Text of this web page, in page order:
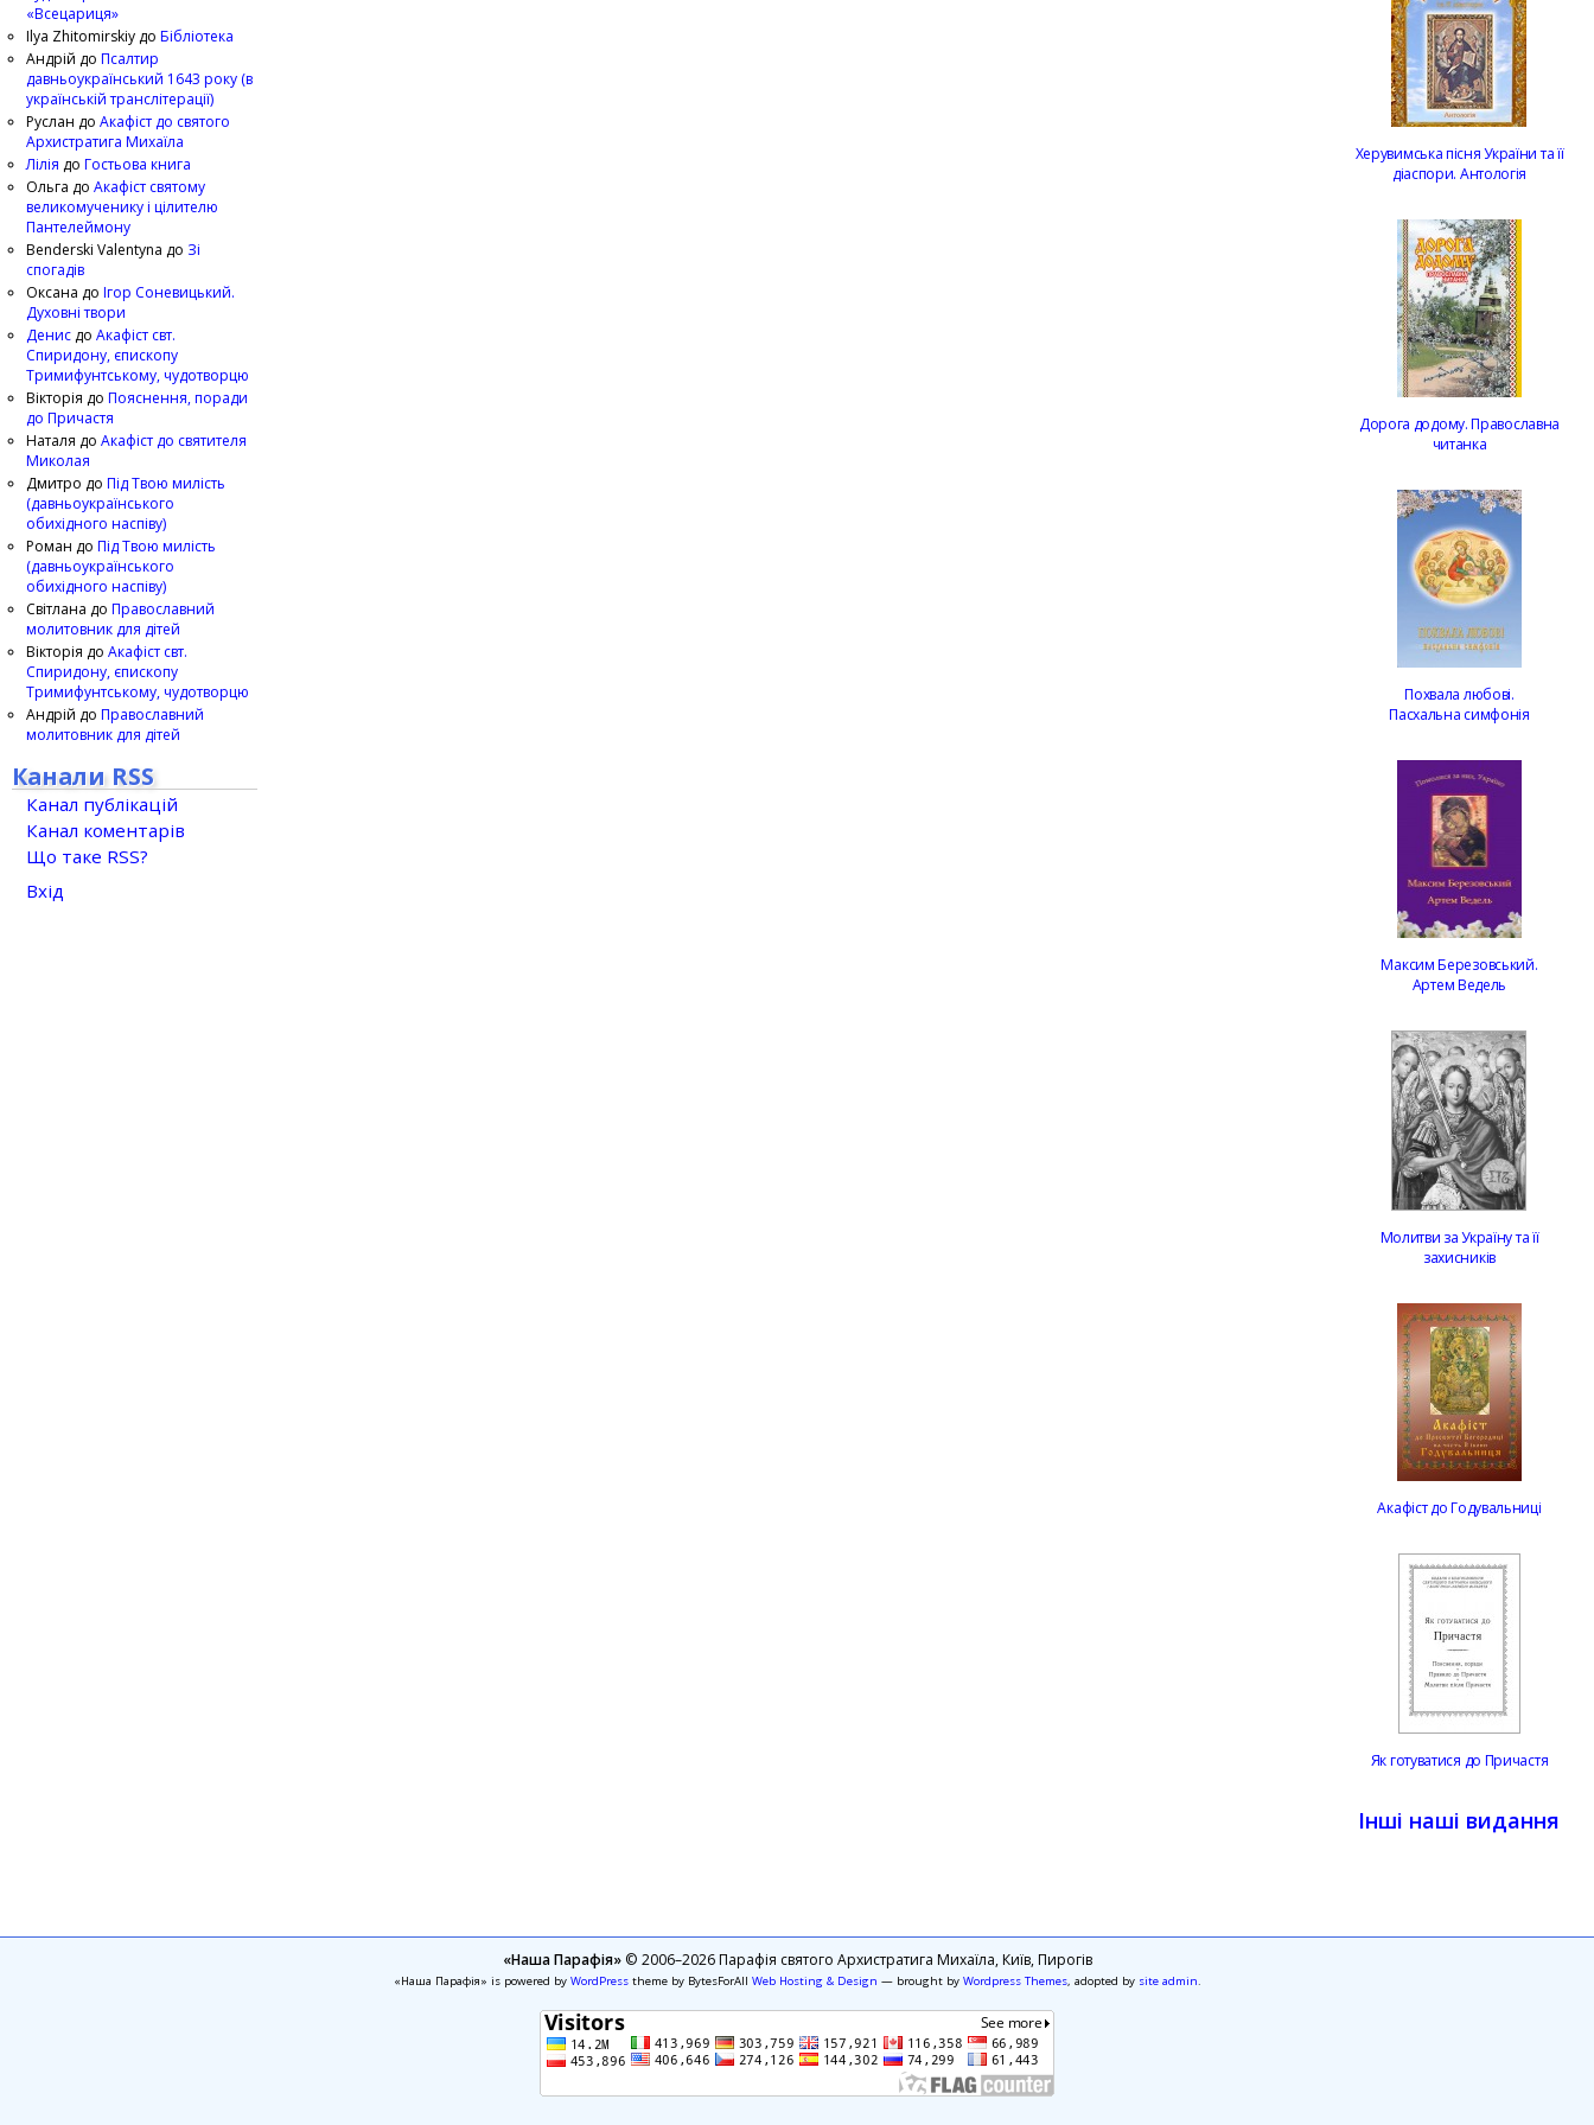
«Всецариця»
Ilya Zhitomirskiy до Бібліотека
Андрій до Псалтир
давньоукраїнський 1643 року (в
українській транслітерації)
Руслан до Акафіст до святого
Архистратига Михаїла
Лілія до Гостьова книга
Ольга до Акафіст святому
великомученику і цілителю
Пантелеймону
Benderski Valentyna до Зі
спогадів
Оксана до Ігор Соневицький.
Духовні твори
Денис до Акафіст свт.
Спиридону, єпископу
Тримифунтському, чудотворцю
Вікторія до Пояснення, поради
до Причастя
Наталя до Акафіст до святителя
Миколая
Дмитро до Під Твою милість
(давньоукраїнського
обихідного наспіву)
Роман до Під Твою милість
(давньоукраїнського
обихідного наспіву)
Світлана до Православний
молитовник для дітей
Вікторія до Акафіст свт.
Спиридону, єпископу
Тримифунтському, чудотворцю
Андрій до Православний
молитовник для дітей
Канали RSS
Канал публікацій
Канал коментарів
Що таке RSS?
Вхід
Херувимська пісня України та її
діаспори. Антологія
Дорога додому. Православна
читанка
Похвала любові.
Пасхальна симфонія
Максим Березовський.
Артем Ведель
Молитви за Україну та її
захисників
Акафіст до Годувальниці
Як готуватися до Причастя
Інші наші видання
«Наша Парафія»© 2006–2026 Парафія святого Архистратига Михаїла, Київ, Пирогів
«Наша Парафія» is powered by WordPresstheme by BytesForAll Web Hosting & Design — brought by Wordpress Themes, adopted by site admin.